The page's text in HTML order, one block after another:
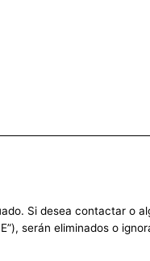
Si desea contactar o
serán eliminados o